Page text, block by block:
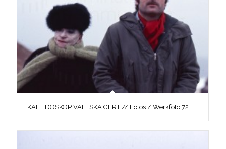
KALEIDOSKOP VALESKA GERT // Fotos / Werkfoto 72